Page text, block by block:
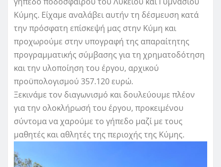
Κύμης. Είχαμε αναλάβει αυτήν τη δέσμευση κατά
την πρόσφατη επίσκεψή μας στην Κύμη και
προχωρούμε στην υπογραφή της απαραίτητης
προγραμματικής σύμβασης για τη χρηματοδότηση
και την υλοποίηση του έργου, αρχικού
προϋπολογισμού 357.120 ευρώ.
Ξεκινάμε τον διαγωνισμό και δουλεύουμε πλέον
για την ολοκλήρωσή του έργου, προκειμένου
σύντομα να χαρούμε το γήπεδο μαζί με τους
μαθητές και αθλητές της περιοχής της Κύμης.